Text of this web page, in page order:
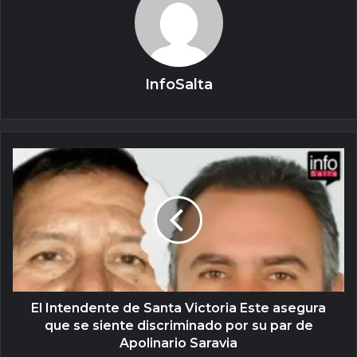
InfoSalta
El Intendente de Santa Victoria Este asegura
que se siente discriminado por su par de
Apolinario Saravia